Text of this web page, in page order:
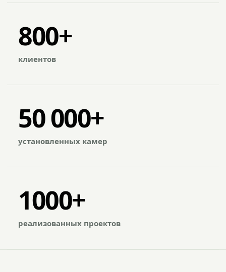
800+
клиентов
50 000+
установленных камер
1000+
реализованных проектов